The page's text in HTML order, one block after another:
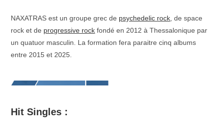
NAXATRAS est un groupe grec de psychedelic rock , de space
rock et de progressive rock fondé en 2012 à Thessalonique par
un quatuor masculin. La formation fera paraitre cinq albums
entre 2015 et 2025.
Hit Singles :